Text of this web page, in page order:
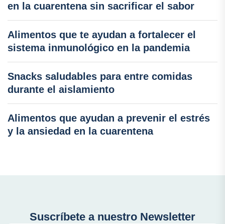
en la cuarentena sin sacrificar el sabor
Alimentos que te ayudan a fortalecer el
sistema inmunológico en la pandemia
Snacks saludables para entre comidas
durante el aislamiento
Alimentos que ayudan a prevenir el estrés
y la ansiedad en la cuarentena
Suscríbete a nuestro Newsletter